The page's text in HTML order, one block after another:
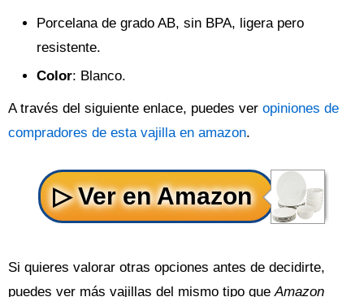
Porcelana de grado AB, sin BPA, ligera pero
resistente.
Color: Blanco.
A través del siguiente enlace, puedes ver opiniones de
compradores de esta vajilla en amazon.
Si quieres valorar otras opciones antes de decidirte,
puedes ver más vajillas del mismo tipo queAmazon